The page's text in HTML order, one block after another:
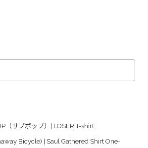
（サブポップ）| LOSER T-shirt
Bicycle) | Saul Gathered Shirt One-